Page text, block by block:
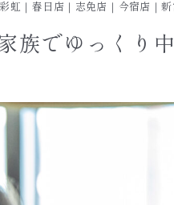
虹 ｜ 春日店 ｜ 志免店 ｜ 今宿店 ｜
族でゆっくり